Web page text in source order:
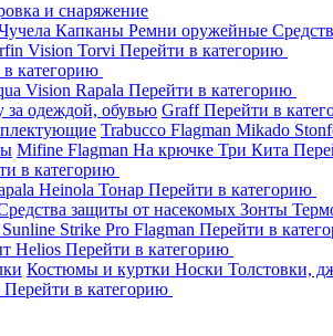
и снаряжение
Капканы Ремни оружейные
Vision Torvi Перейти в категорию
категорию
Vision Rapala Перейти в категорию
за одеждой, обувью GraffПерейти в
Trabucco Flagman Mikado
Mifine Flagman На крючке Три Кита
в категорию
Heinola Тонар Перейти в категорию
защиты от насекомых Зонты
Sunline Strike Pro Flagman Перейти в
Helios Перейти в категорию
Костюмы и куртки Носки Толстовки,
Перейти в категорию